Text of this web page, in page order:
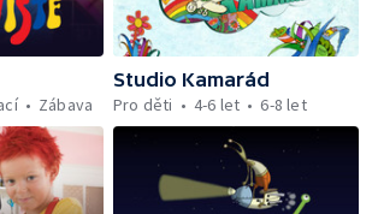
Zábava
Studio Kamarád
Pro děti
4-6 let 6-8 let